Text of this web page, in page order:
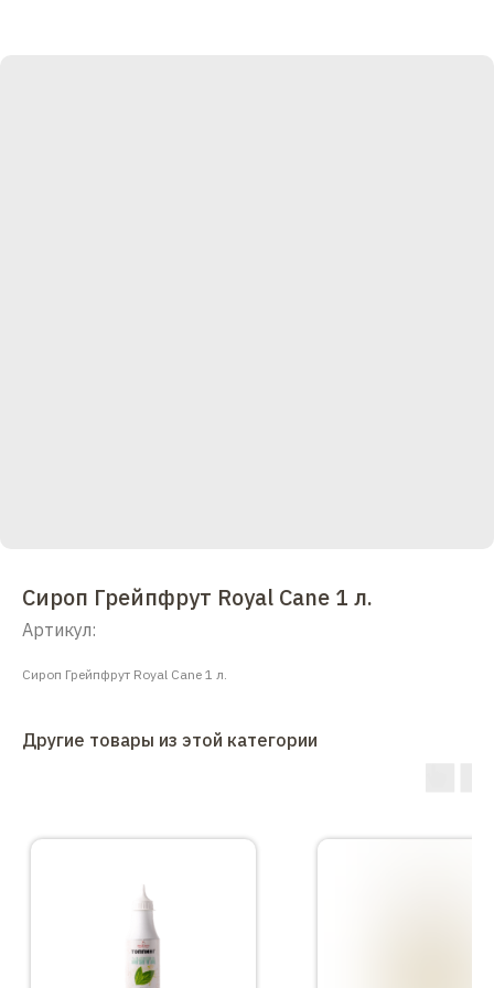
Сироп Грейпфрут Royal Cane 1 л.
Артикул:
Сироп Грейпфрут Royal Cane 1 л.
Другие товары из этой категории